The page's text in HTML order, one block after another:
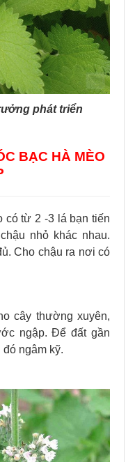
phát triển
BẠC HÀ MÈO
có từ 2 -3 lá bạn tiến
nhỏ khác nhau.
Cho chậu ra nơi có
cây thường xuyên,
ngập. Để đất gần
ngâm kỹ.